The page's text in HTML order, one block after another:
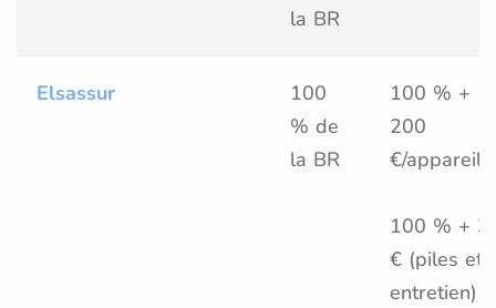
la BR
Elsassur
100
% de
la BR
100 % +
200
€/appareil
100 % +
€ (piles et
entretien)